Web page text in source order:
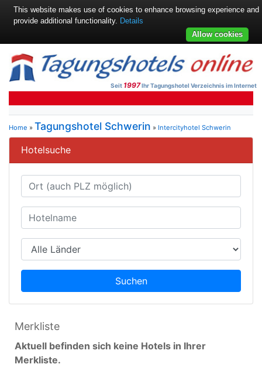
Seit 1997Ihr Tagungshotel Verzeichnis im Internet
Home » Tagungshotel Schwerin » Intercityhotel Schwerin
Hotelsuche
Suchen
Merkliste
Aktuell befinden sich keine Hotels in Ihrer
Merkliste.
This website makes use of cookies to enhance browsing experience and
provide additional functionality. Details
Allow cookies